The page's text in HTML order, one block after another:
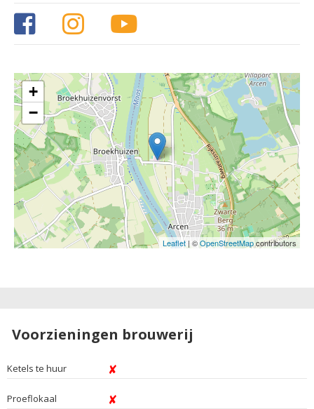
+
−
Leaflet | ©OpenStreetMapcontributors
Voorzieningen brouwerij
Ketels te huur
Proeflokaal